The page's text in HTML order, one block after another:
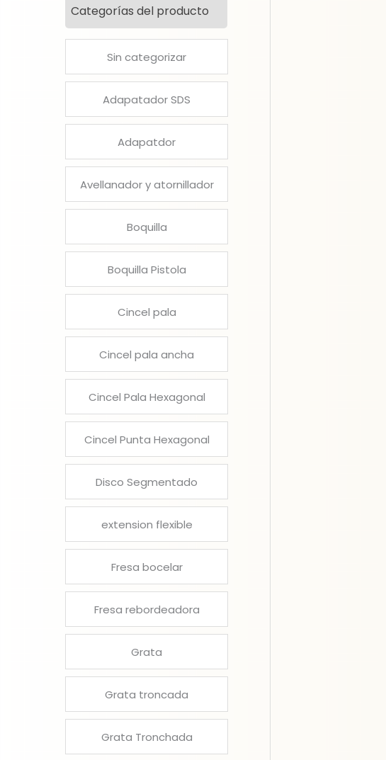
Categorías del producto
Sin categorizar
Adapatador SDS
Adapatdor
Avellanador y atornillador
Boquilla
Boquilla Pistola
Cincel pala
Cincel pala ancha
Cincel Pala Hexagonal
Cincel Punta Hexagonal
Disco Segmentado
extension flexible
Fresa bocelar
Fresa rebordeadora
Grata
Grata troncada
Grata Tronchada